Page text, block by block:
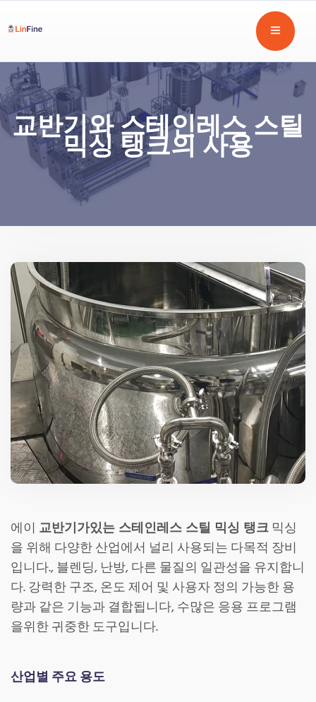
교반기와 스테인레스 스틸
믹싱 탱크의 사용
에이 교반기가있는 스테인레스 스틸 믹싱 탱크 믹싱
을 위해 다양한 산업에서 널리 사용되는 다목적 장비
입니다., 블렌딩, 난방, 다른 물질의 일관성을 유지합니
다. 강력한 구조, 온도 제어 및 사용자 정의 가능한 용
량과 같은 기능과 결합됩니다, 수많은 응용 프로그램
을위한 귀중한 도구입니다.
산업별 주요 용도